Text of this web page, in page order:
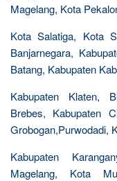
Magelang, Kota
Kota Salatiga, Kota
Banjarnegara,
Batang, Kabupaten
Kabupaten Klaten,
Brebes, Kabupaten
Grobogan,Purwodadi,
Kabupaten
Magelang, Kota